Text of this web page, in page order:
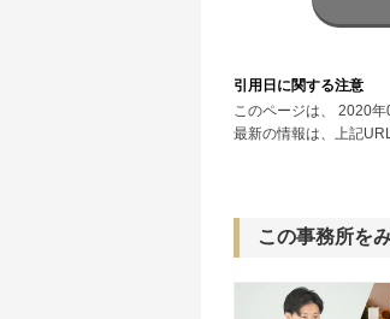
引用日に関する注意
このページは、 2020
最新の情報は、上記
この事務所を